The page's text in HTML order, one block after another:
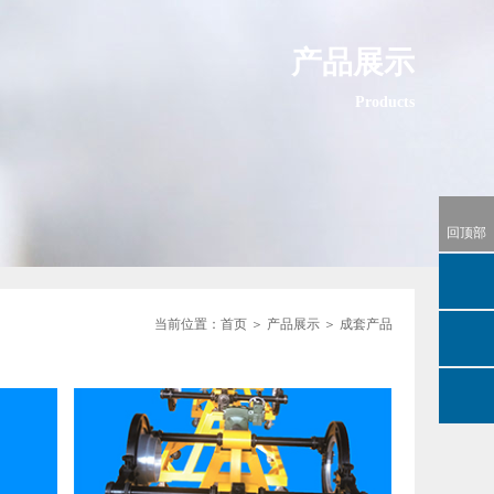
产品展示
Products
当前位置： 首页 ＞ 产品展示 ＞ 成套产品
回顶部